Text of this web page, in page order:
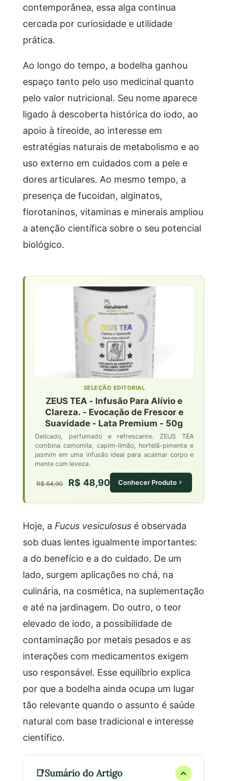
contemporânea, essa alga continua
cercada por curiosidade e utilidade
prática.
Ao longo do tempo, a bodelha ganhou
espaço tanto pelo uso medicinal quanto
pelo valor nutricional. Seu nome aparece
ligado à descoberta histórica do iodo, ao
apoio à tireoide, ao interesse em
estratégias naturais de metabolismo e ao
uso externo em cuidados com a pele e
dores articulares. Ao mesmo tempo, a
presença de fucoidan, alginatos,
florotaninos, vitaminas e minerais ampliou
a atenção científica sobre o seu potencial
biológico.
SELEÇÃO EDITORIAL
ZEUS TEA - Infusão Para Alívio e
Clareza. - Evocação de Frescor e
Suavidade - Lata Premium - 50g
Delicado, perfumado e refrescante. ZEUS TEA
combina camomila, capim-limão, hortelã-pimenta e
jasmim em uma infusão ideal para acalmar corpo e
mente com leveza.
R$ 64,90 R$ 48,90 Conhecer Produto
Hoje, a Fucus vesiculosusé observada
sob duas lentes igualmente importantes:
a do benefício e a do cuidado. De um
lado, surgem aplicações no chá, na
culinária, na cosmética, na suplementação
e até na jardinagem. Do outro, o teor
elevado de iodo, a possibilidade de
contaminação por metais pesados e as
interações com medicamentos exigem
uso responsável. Esse equilíbrio explica
por que a bodelha ainda ocupa um lugar
tão relevante quando o assunto é saúde
natural com base tradicional e interesse
científico.
Sumário do Artigo